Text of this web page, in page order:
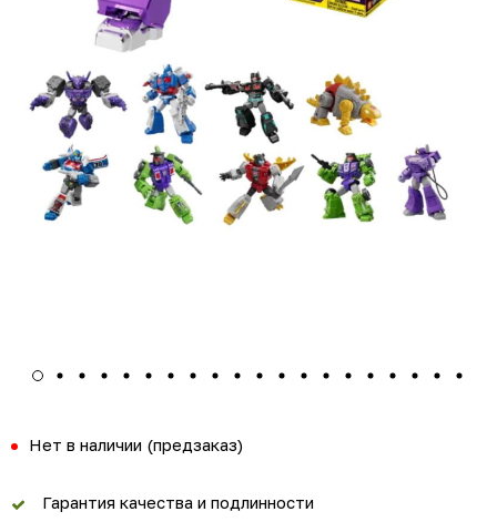
Нет в наличии (предзаказ)
Гарантия качества и подлинности